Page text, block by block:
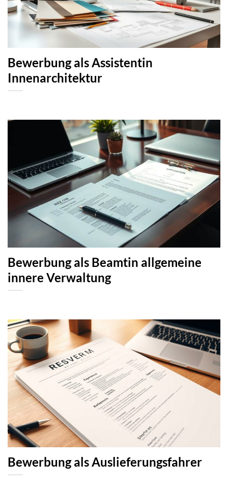
Bewerbung als Assistentin
Innenarchitektur
Bewerbung als Beamtin allgemeine
innere Verwaltung
Bewerbung als Auslieferungsfahrer